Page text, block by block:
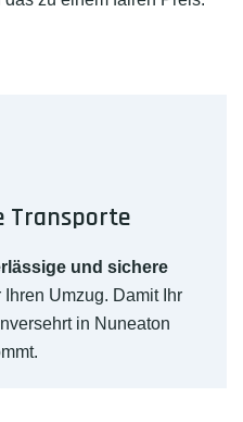
Transporte
und sichere
Ihren Umzug. Damit Ihr
in Nuneaton